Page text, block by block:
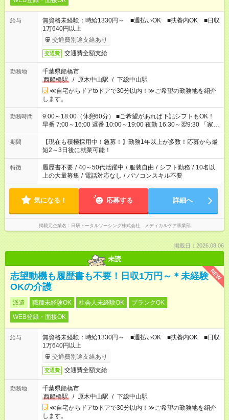
給与
無資格未経験：時給1330円～ ■週払いOK ■扶養内OK ■日収
1万640円以上
交通費別途支給あり
交通費 交通費全額支給
勤務地
千葉県船橋市
西船橋駅
/ 原木中山駅 / 下総中山駅
≪自宅からドアtoドアで30分以内！≫ご希望の勤務地を紹介
します。
勤務時間
9:00～18:00（休憩60分） ■ご希望があれば下記シフトもOK！
早番 7:00～16:00 遅番 10:00～19:00 夜勤 16:30～翌9:30 「家族
と休みを合わせたい」 「余裕を持って夕飯の準備がしたい」
「できれば残業はしたくない」 など、ご希望を教えてください
ね。 ※Wワーク希望の方へ 今ご覧のお仕事で希望する勤務時間
と、もう1つのお仕事の勤務時間。 合計で週40時間を超える場
合は応募できません。
期間
【現在も積極採用中！急募！】勤務1年以上が多数！応募から最
短2～3日後に就業可能！
特徴 履歴書不要 / 40～50代活躍中 / 服装自由 / シフト勤務 / 10名以
上の大量募集 / 電話対応なし / パソコンスキル不要
気になる！ 応募する 詳細へ
掲載元企業名 日研トータルソーシング株式会社 メディカルケア事業部
掲載日：2026.08.06
未読
NEW
志望動機も履歴書も不要！日収1万円～＊未経験
OKの介護
派遣 職種未経験OK 社会人未経験OK
ブランクOK
WEB登録・面接OK
給与
無資格未経験：時給1330円～ ■週払いOK ■扶養内OK ■日収
1万640円以上
交通費別途支給あり
交通費 交通費全額支給
勤務地
千葉県船橋市
西船橋駅
/ 原木中山駅 / 下総中山駅
≪自宅からドアtoドアで30分以内！≫ご希望の勤務地を紹介
します。